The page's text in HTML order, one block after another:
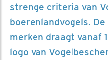
strenge criteria van
boerenlandvogels.
merken draagt vanaf
logo van